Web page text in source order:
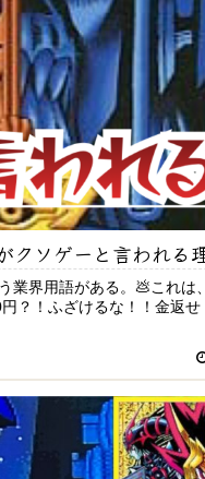
クソゲーと言われる
業界用語がある。💩これは
？！ふざけるな！！金返